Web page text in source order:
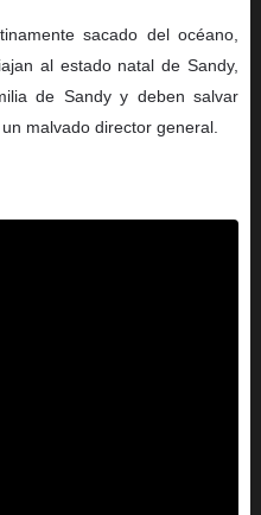
sacado del océano,
al estado natal de Sandy,
de Sandy y deben salvar
malvado director general.